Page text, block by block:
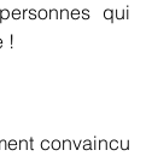
qui
!
convaincu